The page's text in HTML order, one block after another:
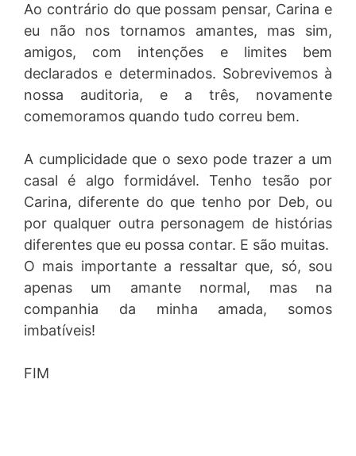
Ao contrário do que possam pensar, Carina e
eu não nos tornamos amantes, mas sim,
amigos, com intenções e limites bem
declarados e determinados. Sobrevivemos à
nossa auditoria, e a três, novamente
comemoramos quando tudo correu bem.
A cumplicidade que o sexo pode trazer a um
casal é algo formidável. Tenho tesão por
Carina, diferente do que tenho por Deb, ou
por qualquer outra personagem de histórias
diferentes que eu possa contar. E são muitas.
O mais importante a ressaltar que, só, sou
apenas um amante normal, mas na
companhia da minha amada, somos
imbatíveis!
FIM